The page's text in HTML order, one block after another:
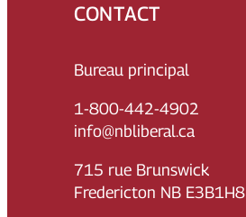
CONTACT
Bureau principal
1-800-442-4902
info@nbliberal.ca
715 rue Brunswick
Fredericton NB E3B1H8